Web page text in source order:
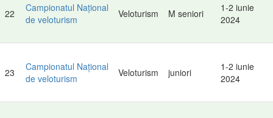
22
Campionatul Național
de veloturism
Veloturism M seniori
1-2 iunie
2024
23
Campionatul Național
de veloturism
Veloturism juniori
1-2 iunie
2024